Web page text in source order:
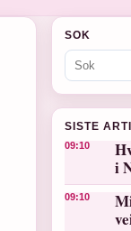
SOK
SISTE
09:10
i
09:10